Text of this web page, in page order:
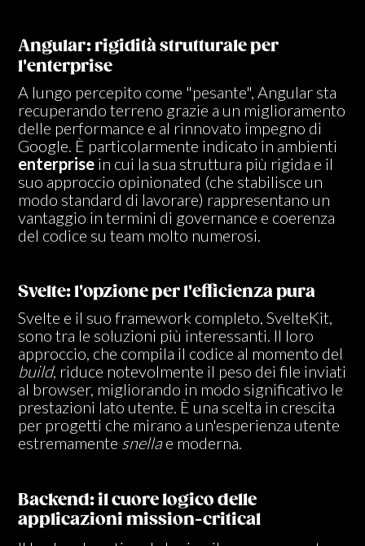
Angular: rigidità strutturale per
l'enterprise
A lungo percepito come "pesante", Angular sta
recuperando terreno grazie a un miglioramento
delle performance e al rinnovato impegno di
Google. È particolarmente indicato in ambienti
enterprise in cui la sua struttura più rigida e il
suo approccio opinionated (che stabilisce un
modo standard di lavorare) rappresentano un
vantaggio in termini di governance e coerenza
del codice su team molto numerosi.
Svelte: l'opzione per l'efficienza pura
Svelte e il suo framework completo, SvelteKit,
sono tra le soluzioni più interessanti. Il loro
approccio, che compila il codice al momento del
build, riduce notevolmente il peso dei file inviati
al browser, migliorando in modo significativo le
prestazioni lato utente. È una scelta in crescita
per progetti che mirano a un'esperienza utente
estremamente snella e moderna.
Backend: il cuore logico delle
applicazioni mission-critical